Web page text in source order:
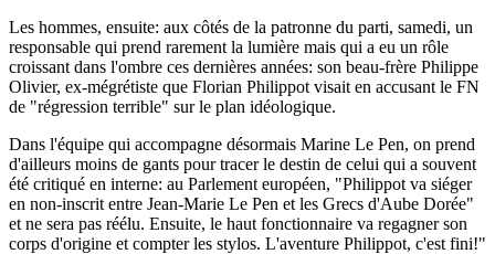
Les hommes, ensuite: aux côtés de la patronne du parti, samedi, un
responsable qui prend rarement la lumière mais qui a eu un rôle
croissant dans l'ombre ces dernières années: son beau-frère Philippe
Olivier, ex-mégrétiste que Florian Philippot visait en accusant le FN
de "régression terrible" sur le plan idéologique.
Dans l'équipe qui accompagne désormais Marine Le Pen, on prend
d'ailleurs moins de gants pour tracer le destin de celui qui a souvent
été critiqué en interne: au Parlement européen, "Philippot va siéger
en non-inscrit entre Jean-Marie Le Pen et les Grecs d'Aube Dorée"
et ne sera pas réélu. Ensuite, le haut fonctionnaire va regagner son
corps d'origine et compter les stylos. L'aventure Philippot, c'est fini!"